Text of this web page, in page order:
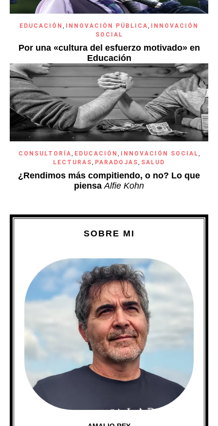
EDUCACIÓN , INNOVACIÓN PÚBLICA,
INNOVACIÓN
SOCIAL
Por una «cultura del esfuerzo motivado» en
Educación
CONSULTORÍA, EDUCACIÓN , INNOVACIÓN SOCIAL,
LECTURAS, PARADOJAS, SALUD
¿Rendimos más compitiendo, o no? Lo que
piensaAlfie Kohn
SOBRE MI